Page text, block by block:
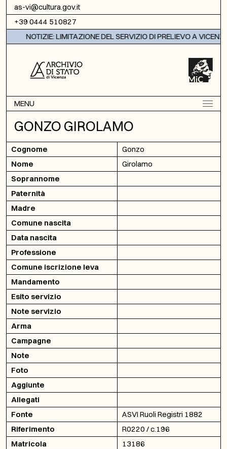
Vai al contenuto
as-vi@cultura.gov.it
+39 0444 510827
NOTIZIE: LIMITAZIONE DEL SERVIZIO DI PRELIEVO A VICENZA
MENU
GONZO GIROLAMO
Cognome
Gonzo
Nome
Girolamo
Soprannome
Paternità
Madre
Comune nascita
Data nascita
Professione
Comune iscrizione leva
Mandamento
Esito servizio
Note servizio
Arma
Campagne
Note
Foto
Aggiunte
Allegati
Fonte
ASVI Ruoli Registri 1882
Riferimento
R0220 / c.196
Matricola
13186